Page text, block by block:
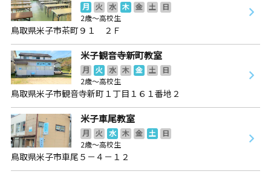
月 火 水 木 金 土
日
2歳～高校生
鳥取県米子市茶町９１ ２Ｆ
米子観音寺新町教室
月 火 水 木 金 土
日
2歳～高校生
鳥取県米子市観音寺新町１丁目１６１番地２
米子車尾教室
月 火 水 木 金 土
日
2歳～高校生
鳥取県米子市車尾５－４－１２